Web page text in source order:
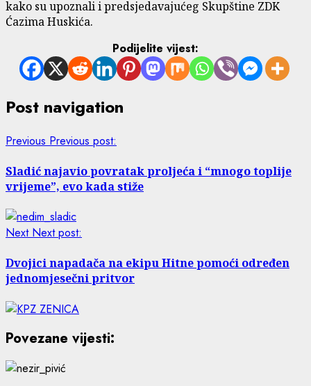
kako su upoznali i predsjedavajućeg Skupštine ZDK
Ćazima Huskića.
Podijelite vijest:
Post navigation
Previous Previous post:
Sladić najavio povratak proljeća i “mnogo toplije
vrijeme”, evo kada stiže
Next Next post:
Dvojici napadača na ekipu Hitne pomoći određen
jednomjesečni pritvor
Povezane vijesti: